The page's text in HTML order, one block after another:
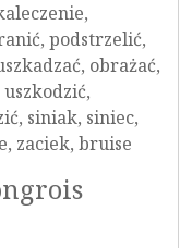
podstrzelić,
obrażać,
siniak, siniec,
zaciek, bruise